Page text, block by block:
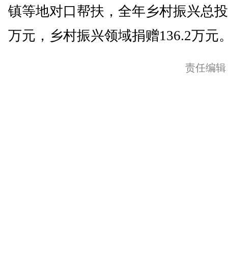
镇等地对口帮扶，全年乡村振兴总
万元，乡村振兴领域捐赠136.2万元
责任编